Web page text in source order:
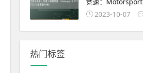
2023-10-07
热门标签